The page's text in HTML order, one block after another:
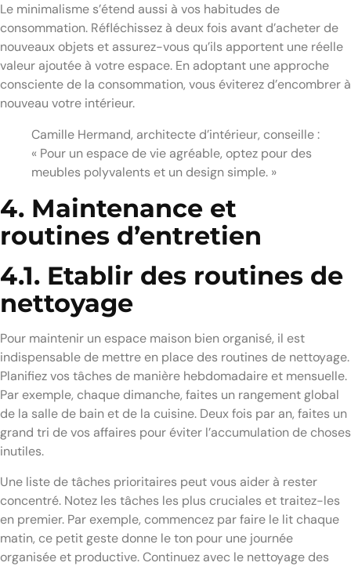
Le minimalisme s’étend aussi à vos habitudes de
consommation. Réfléchissez à deux fois avant d’acheter de
nouveaux objets et assurez-vous qu’ils apportent une réelle
valeur ajoutée à votre espace. En adoptant une approche
consciente de la consommation, vous éviterez d’encombrer à
nouveau votre intérieur.
Camille Hermand, architecte d’intérieur, conseille :
« Pour un espace de vie agréable, optez pour des
meubles polyvalents et un design simple. »
4. Maintenance et
routines d’entretien
4.1. Etablir des routines de
nettoyage
Pour maintenir un espace maison bien organisé, il est
indispensable de mettre en place des routines de nettoyage.
Planifiez vos tâches de manière hebdomadaire et mensuelle.
Par exemple, chaque dimanche, faites un rangement global
de la salle de bain et de la cuisine. Deux fois par an, faites un
grand tri de vos affaires pour éviter l’accumulation de choses
inutiles.
Une liste de tâches prioritaires peut vous aider à rester
concentré. Notez les tâches les plus cruciales et traitez-les
en premier. Par exemple, commencez par faire le lit chaque
matin, ce petit geste donne le ton pour une journée
organisée et productive. Continuez avec le nettoyage des